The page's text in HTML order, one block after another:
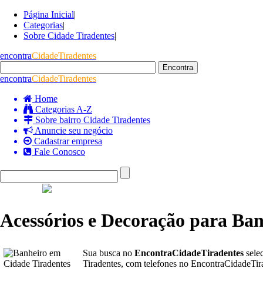
Página Inicial|
Categorias|
Sobre Cidade Tiradentes|
encontraCidadeTiradentes
encontraCidadeTiradentes
Home
Categorias A-Z
Sobre bairro Cidade Tiradentes
Anuncie seu negócio
Cadastrar empresa
Fale Conosco
Acessórios e Decoração para
Sua busca no EncontraCidadeTiradentes
Tiradentes, com telefones no